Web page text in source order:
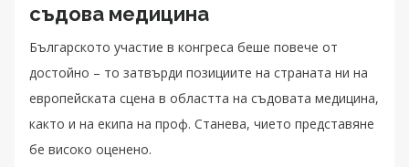
съдова медицина
Българското участие в конгреса беше повече от
достойно – то затвърди позициите на страната ни на
европейската сцена в областта на съдовата медицина,
както и на екипа на проф. Станева, чието представяне
бе високо оценено.